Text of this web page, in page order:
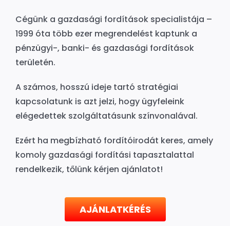
Cégünk a gazdasági fordítások specialistája –
1999 óta több ezer megrendelést kaptunk a
pénzügyi-, banki- és gazdasági fordítások
területén.
A számos, hosszú ideje tartó stratégiai
kapcsolatunk is azt jelzi, hogy ügyfeleink
elégedettek szolgáltatásunk színvonalával.
Ezért ha megbízható fordítóirodát keres, amely
komoly gazdasági fordítási tapasztalattal
rendelkezik, tőlünk kérjen ajánlatot!
AJÁNLATKÉRÉS